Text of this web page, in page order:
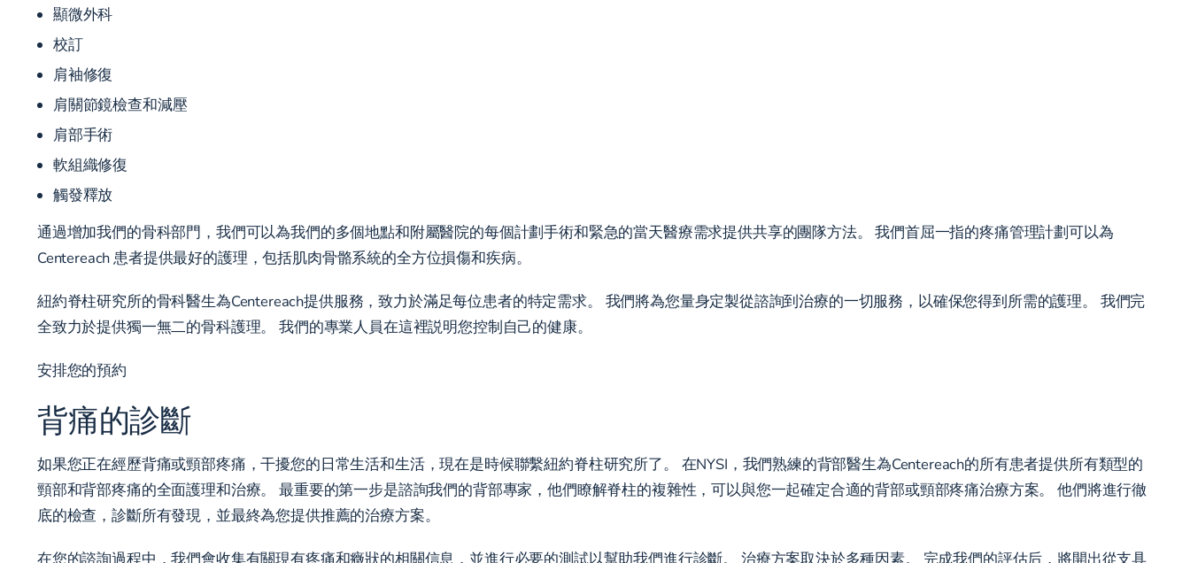
顯微外科
校訂
肩袖修復
肩關節鏡檢查和減壓
肩部手術
軟組織修復
觸發釋放
通過增加我們的骨科部門，我們可以為我們的多個地點和附屬醫院的每個計劃手術和緊急的當天醫療需求提供共享的團隊方法。 我們首屈一指的疼痛管理計劃可以為
Centereach 患者提供最好的護理，包括肌肉骨骼系統的全方位損傷和疾病。
紐約脊柱研究所的骨科醫生為Centereach提供服務，致力於滿足每位患者的特定需求。 我們將為您量身定製從諮詢到治療的一切服務，以確保您得到所需的護理。 我們完
全致力於提供獨一無二的骨科護理。 我們的專業人員在這裡説明您控制自己的健康。
安排您的預約
背痛的診斷
如果您正在經歷背痛或頸部疼痛，干擾您的日常生活和生活，現在是時候聯繫紐約脊柱研究所了。 在NYSI，我們熟練的背部醫生為Centereach的所有患者提供所有類型的
頸部和背部疼痛的全面護理和治療。 最重要的第一步是諮詢我們的背部專家，他們瞭解脊柱的複雜性，可以與您一起確定合適的背部或頸部疼痛治療方案。 他們將進行徹
底的檢查，診斷所有發現，並最終為您提供推薦的治療方案。
在您的諮詢過程中，我們會收集有關現有疼痛和癥狀的相關信息，並進行必要的測試以幫助我們進行診斷。 治療方案取決於多種因素。 完成我們的評估后，將開出從支具